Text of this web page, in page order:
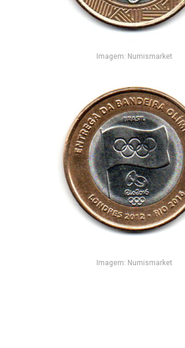
Imagem: Numismarket
Imagem: Numismarket